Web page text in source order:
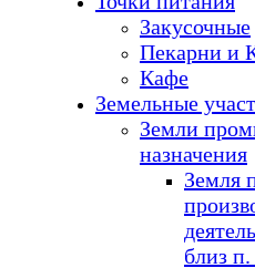
Закусочные
Пекарни и
Кафе
Земельные
Земли
назначения
Земля
близ